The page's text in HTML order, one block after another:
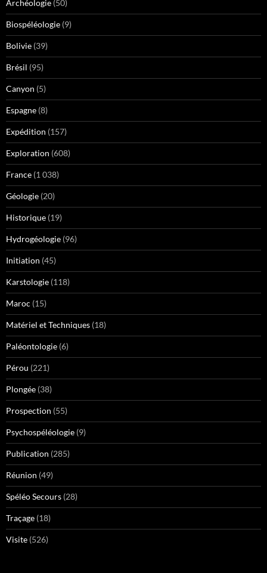
Archéologie (50)
Biospéléologie (9)
Bolivie (39)
Brésil (95)
Canyon (5)
Espagne (8)
Expédition (157)
Exploration (608)
France (1 038)
Géologie (20)
Historique (19)
Hydrogéologie (96)
Initiation (45)
Karstologie (118)
Maroc (15)
Matériel et Techniques (18)
Paléontologie (6)
Pérou (221)
Plongée (38)
Prospection (55)
Psychospéléologie (9)
Publication (285)
Réunion (49)
Spéléo Secours (28)
Traçage (18)
Visite (526)